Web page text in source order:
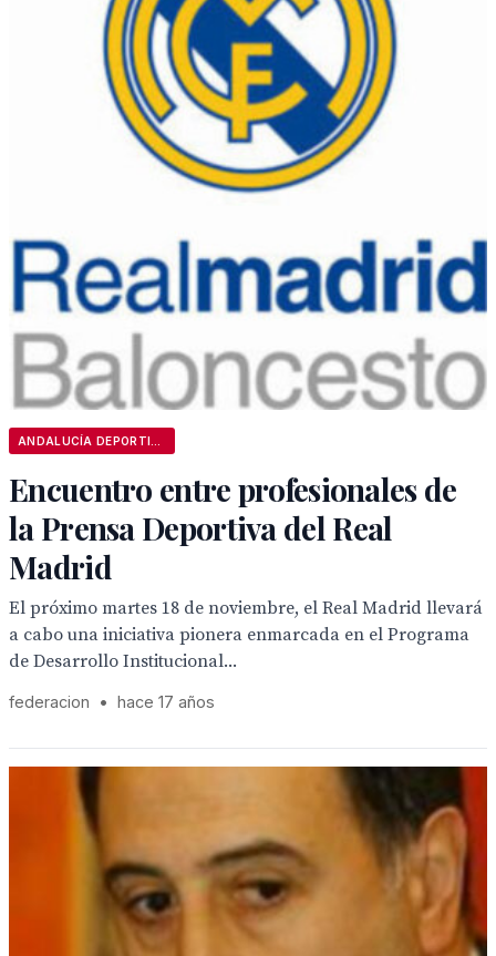
Encuentro entre profesionales de
la Prensa Deportiva del Real
Madrid
El próximo martes 18 de noviembre, el Real Madrid llevará
a cabo una iniciativa pionera enmarcada en el Programa
de Desarrollo Institucional...
federacion • hace 17 años